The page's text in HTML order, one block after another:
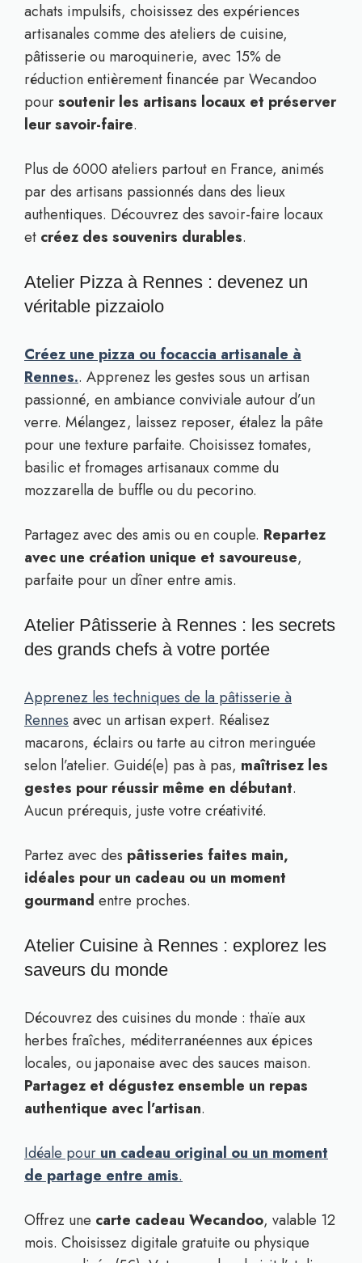
achats impulsifs, choisissez des expériences
artisanales comme des ateliers de cuisine,
pâtisserie ou maroquinerie, avec 15% de
réduction entièrement financée par Wecandoo
poursoutenir les artisans locaux et préserver
leur savoir-faire.
Plus de 6000 ateliers partout en France, animés
par des artisans passionnés dans des lieux
authentiques. Découvrez des savoir-faire locaux
et créez des souvenirs durables.
Atelier Pizza à Rennes : devenez un
véritable pizzaiolo
Créez une pizza ou focaccia artisanale à
Rennes.. Apprenez les gestes sous un artisan
passionné, en ambiance conviviale autour d’un
verre. Mélangez, laissez reposer, étalez la pâte
pour une texture parfaite. Choisissez tomates,
basilic et fromages artisanaux comme du
mozzarella de buffle ou du pecorino.
Partagez avec des amis ou en couple. Repartez
avec une création unique et savoureuse,
parfaite pour un dîner entre amis.
Atelier Pâtisserie à Rennes : les secrets
des grands chefs à votre portée
Apprenez les techniques de la pâtisserie à
Rennes avec un artisan expert. Réalisez
macarons, éclairs ou tarte au citron meringuée
selon l’atelier. Guidé(e) pas à pas, maîtrisez les
gestes pour réussir même en débutant.
Aucun prérequis, juste votre créativité.
Partez avec des pâtisseries faites main,
idéales pour un cadeau ou un moment
gourmand entre proches.
Atelier Cuisine à Rennes : explorez les
saveurs du monde
Découvrez des cuisines du monde : thaïe aux
herbes fraîches, méditerranéennes aux épices
locales, ou japonaise avec des sauces maison.
Partagez et dégustez ensemble un repas
authentique avec l’artisan.
Idéale pour un cadeau original ou un moment
de partage entre amis.
Offrez une carte cadeau Wecandoo, valable 12
mois. Choisissez digitale gratuite ou physique